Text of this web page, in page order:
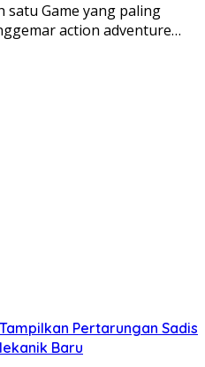
satu Game yang paling
action adventure…
Pertarungan Sadis
Baru